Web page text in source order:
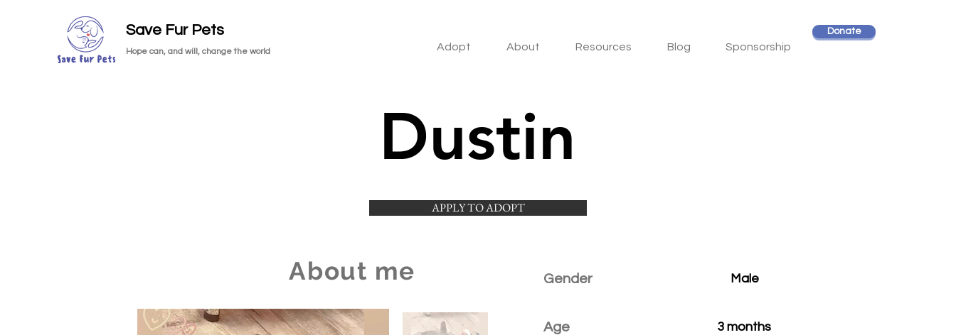
Save Fur Pets
Hope can, and will, change the world Adopt About Resources Blog Sponsorship
Donate
Dustin
APPLY TO ADOPT
About me Gender
Age
Male
3 months